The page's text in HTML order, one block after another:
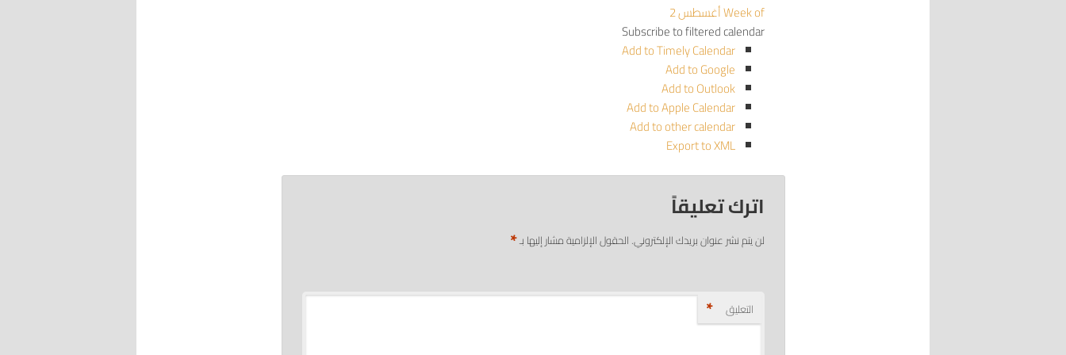
Week of أغسطس 2
Subscribe to filtered calendar
Add to Timely Calendar
Add to Google
Add to Outlook
Add to Apple Calendar
Add to other calendar
Export to XML
اترك تعليقاً
لن يتم نشر عنوان بريدك الإلكتروني. الحقول الإلزامية مشار إليها بـ*
التعليق *